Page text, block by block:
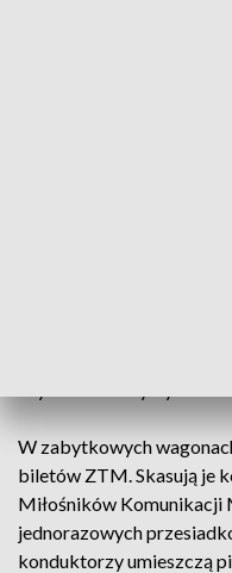
W zabytkowych
biletów ZTM. Skasują je
Miłośników Komunikacji
jednorazowych
konduktorzy umieszczą